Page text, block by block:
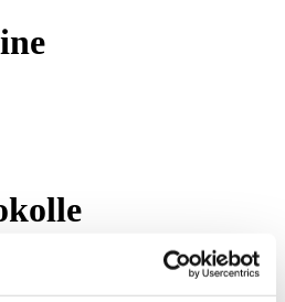
(pdf-Datei, 1,935 MB), 18.06.2026
(pdf-Datei, 744 KB), 07.05.2026